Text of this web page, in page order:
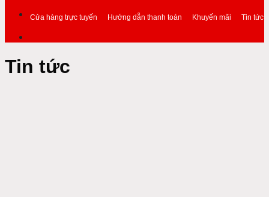
Cửa hàng trực tuyến Hướng dẫn thanh toán Khuyến mãi Tin tức
Tin tức